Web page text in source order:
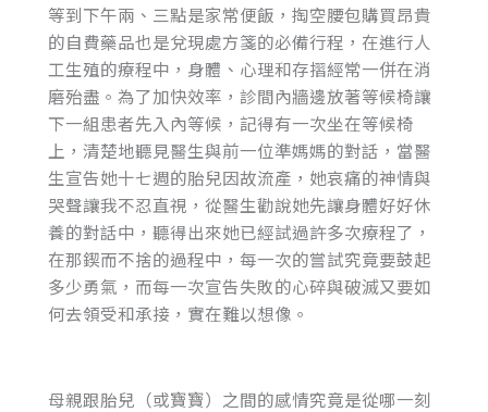
等到下午兩、三點是家常便飯，掏空腰包購買昂貴
的自費藥品也是兌現處方箋的必備行程，在進行人
工生殖的療程中，身體、心理和存摺經常一併在消
磨殆盡。為了加快效率，診間內牆邊放著等候椅讓
下一組患者先入內等候，記得有一次坐在等候椅
上，清楚地聽見醫生與前一位準媽媽的對話，當醫
生宣告她十七週的胎兒因故流產，她哀痛的神情與
哭聲讓我不忍直視，從醫生勸說她先讓身體好好休
養的對話中，聽得出來她已經試過許多次療程了，
在那鍥而不捨的過程中，每一次的嘗試究竟要鼓起
多少勇氣，而每一次宣告失敗的心碎與破滅又要如
何去領受和承接，實在難以想像。
母親跟胎兒（或寶寶）之間的感情究竟是從哪一刻